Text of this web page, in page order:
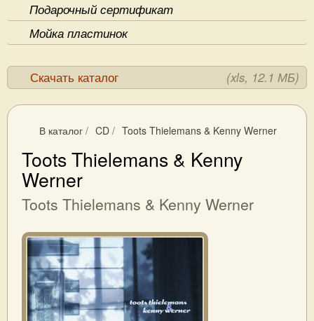
Подарочный сертификат
Мойка пластинок
Скачать каталог (xls, 12.1 МБ)
В каталог / CD / Toots Thielemans & Kenny Werner
Toots Thielemans & Kenny
Werner
Toots Thielemans & Kenny Werner